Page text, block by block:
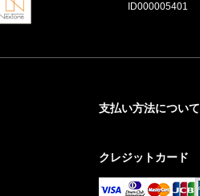
ID000005401
支払い方法について
クレジットカード